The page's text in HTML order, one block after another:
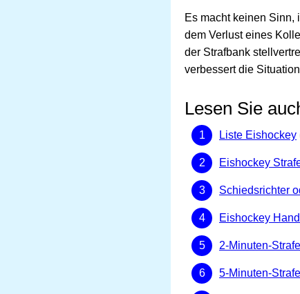
Es macht keinen Sinn,
dem Verlust eines
der Strafbank
verbessert die
Lesen Sie
Liste Eishockey
Eishockey
Schiedsrichter
Eishockey
2-Minuten-Strafe
5-Minuten-Strafe